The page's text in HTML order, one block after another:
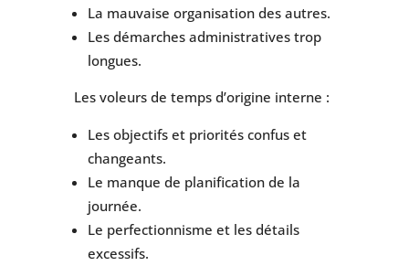
La mauvaise organisation des autres.
Les démarches administratives trop
longues.
Les voleurs de temps d’origine interne :
Les objectifs et priorités confus et
changeants.
Le manque de planification de la
journée.
Le perfectionnisme et les détails
excessifs.